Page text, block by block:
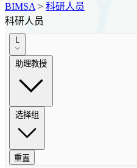
BIMSA > 科研人员
科研人员
L
助理教授
选择组
重置